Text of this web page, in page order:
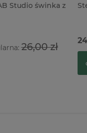
Studio świnka z
26,00 zł